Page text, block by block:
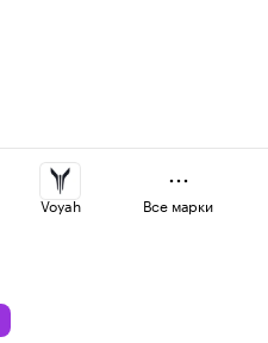
Voyah Все марки